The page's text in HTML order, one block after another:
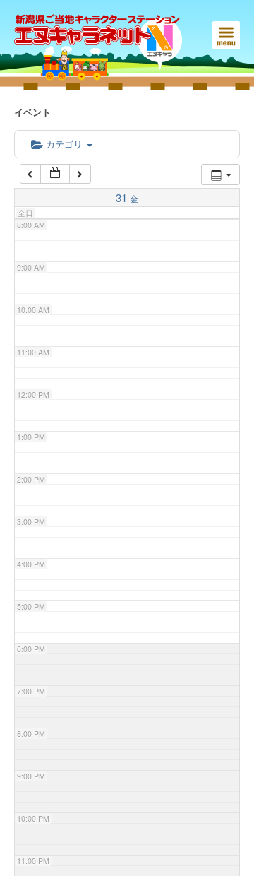
イベント
カテゴリ
31 金
全日
3:00 AM
4:00 AM
6:00 AM
7:00 AM
8:00 AM
9:00 AM
10:00 AM
11:00 AM
12:00 PM
1:00 PM
2:00 PM
3:00 PM
4:00 PM
5:00 PM
6:00 PM
7:00 PM
8:00 PM
9:00 PM
10:00 PM
11:00 PM